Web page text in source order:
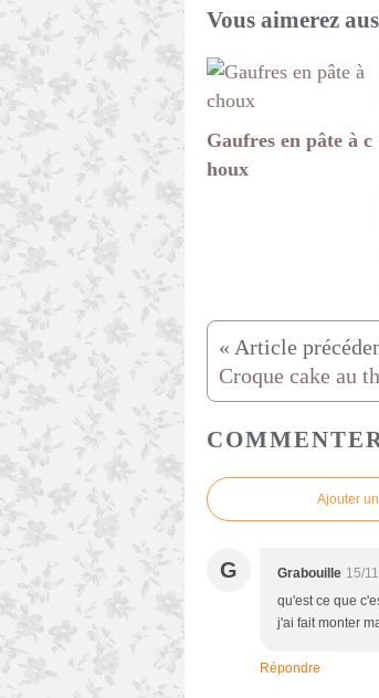
Vous aimerez
Gaufres en pâte à c
houx
Croque cake au
Ajouter
G Grabouille 15/
qu'est ce que
j'ai fait monter
Répondre